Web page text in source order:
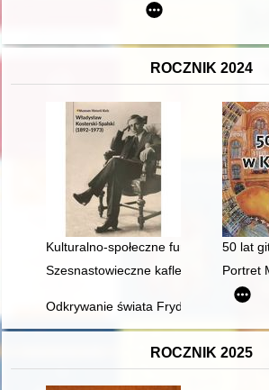
ROCZNIK 2024
Kulturalno-społeczne funkcje domu
50 lat
Szesnastowieczne kafle z herbemPortret
Odkrywanie świata Fryderyka Kremsera
ROCZNIK 2025